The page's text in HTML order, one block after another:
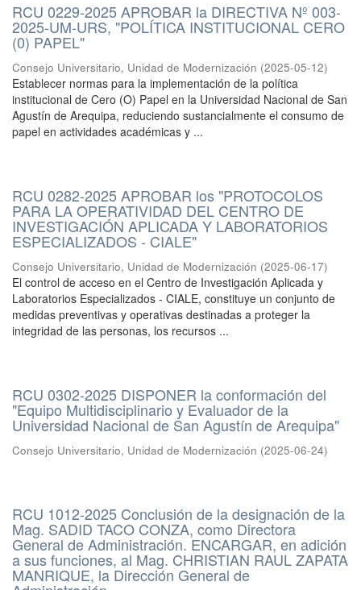
RCU 0229-2025 APROBAR la DIRECTIVA Nº 003-
2025-UM-URS, "POLÍTICA INSTITUCIONAL CERO
(0) PAPEL"
Consejo Universitario, Unidad de Modernización (2025-05-12)
Establecer normas para la implementación de la política
institucional de Cero (O) Papel en la Universidad Nacional de San
Agustín de Arequipa, reduciendo sustancialmente el consumo de
papel en actividades académicas y ...
RCU 0282-2025 APROBAR los "PROTOCOLOS
PARA LA OPERATIVIDAD DEL CENTRO DE
INVESTIGACIÓN APLICADA Y LABORATORIOS
ESPECIALIZADOS - CIALE"
Consejo Universitario, Unidad de Modernización (2025-06-17)
El control de acceso en el Centro de Investigación Aplicada y
Laboratorios Especializados - CIALE, constituye un conjunto de
medidas preventivas y operativas destinadas a proteger la
integridad de las personas, los recursos ...
RCU 0302-2025 DISPONER la conformación del
"Equipo Multidisciplinario y Evaluador de la
Universidad Nacional de San Agustín de Arequipa"
Consejo Universitario, Unidad de Modernización (2025-06-24)
RCU 1012-2025 Conclusión de la designación de la
Mag. SADID TACO CONZA, como Directora
General de Administración. ENCARGAR, en adición
a sus funciones, al Mag. CHRISTIAN RAUL ZAPATA
MANRIQUE, la Dirección General de